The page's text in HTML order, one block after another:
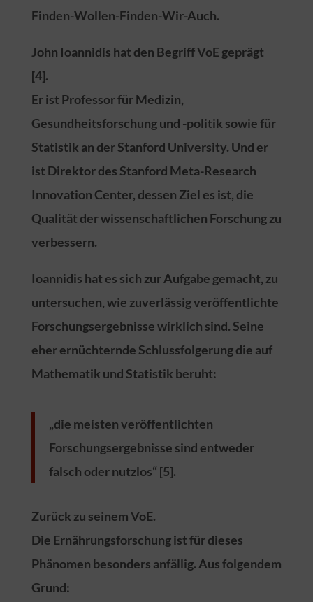
Finden-Wollen-Finden-Wir-Auch.
John Ioannidis hat den Begriff VoE geprägt
[4].
Er ist Professor für Medizin,
Gesundheitsforschung und -politik sowie für
Statistik an der Stanford University. Und er
ist Direktor des Stanford Meta-Research
Innovation Center, dessen Ziel es ist, die
Qualität der wissenschaftlichen Forschung zu
verbessern.
Ioannidis hat es sich zur Aufgabe gemacht, zu
untersuchen, wie zuverlässig veröffentlichte
Forschungsergebnisse wirklich sind. Seine
eher ernüchternde Schlussfolgerung die auf
Mathematik und Statistik beruht:
„die meisten veröffentlichten
Forschungsergebnisse sind entweder
falsch oder nutzlos“ [5].
Zurück zu seinem VoE.
Die Ernährungsforschung ist für dieses
Phänomen besonders anfällig. Aus folgendem
Grund: